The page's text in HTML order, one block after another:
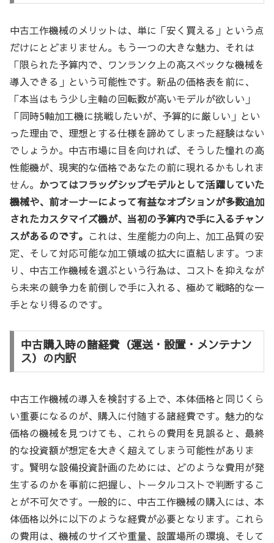
中古工作機械のメリットは、単に「安く買える」という点
だけにとどまりません。もう一つの大きな魅力、それは
「限られた予算内で、ワンランク上の高スペックな機械を
導入できる」という可能性です。新品の価格表を前に、
「本当はもう少し主軸の回転数が高いモデルが欲しい」
「同時5軸加工機に挑戦したいが、予算的に厳しい」とい
った理由で、理想とする仕様を諦めてしまった経験はない
でしょうか。中古市場に目を向ければ、そうした憧れの高
性能機が、現実的な価格であなたの前に現れるかもしれま
せん。 かつてはフラッグシップモデルとして活躍していた
機械や、前オーナーによって有益なオプションが多数追加
されたカスタマイズ機が、当初の予算内で手に入るチャン
スがあるのです。 これは、生産能力の向上、加工品質の安
定、そして対応可能な加工領域の拡大に直結します。つま
り、中古工作機械を選ぶという行為は、コストを抑えなが
ら未来の競争力を前倒しで手に入れる、極めて戦略的な一
手となり得るのです。
中古購入時の諸経費（運送・設置・メンテナン
ス）の内訳
中古工作機械の導入を検討する上で、本体価格と同じくら
い重要になるのが、購入に付随する諸経費です。魅力的な
価格の機械を見つけても、これらの費用を見誤ると、最終
的な投資額が想定を大きく超えてしまう可能性がありま
す。賢明な設備投資計画のためには、どのような費用が発
生するのかを事前に把握し、トータルコストで判断するこ
とが不可欠です。一般的に、中古工作機械の購入には、本
体価格以外に以下のような経費が必要となります。これら
の費用は、機械のサイズや重量、設置場所の環境、そして